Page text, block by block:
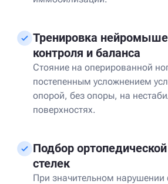
Тренировка
контроля и баланса
Стояние на оперированной
постепенным усложнением
опорой, без опоры, на
поверхностях.
Подбор
стелек
При значительном нарушении